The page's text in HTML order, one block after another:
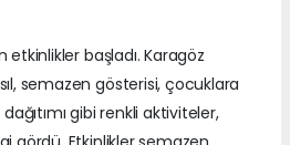
başladı. Karagöz
semazen gösterisi, çocuklara
gibi renkli aktiviteler,